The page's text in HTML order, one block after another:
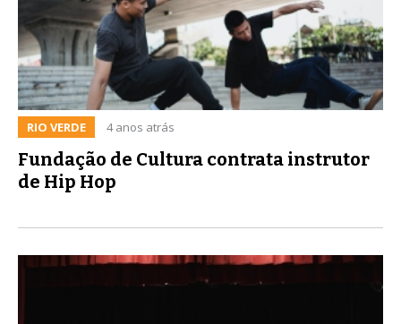
RIO VERDE 4 anos atrás
Fundação de Cultura contrata instrutor
de Hip Hop